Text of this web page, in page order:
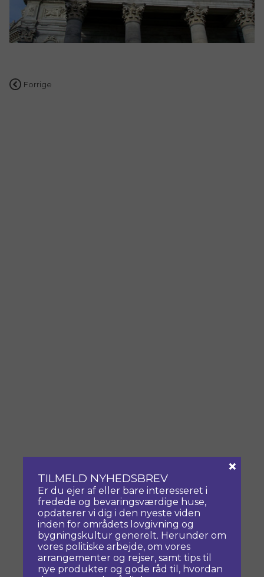
Indlægsnavigation
Forrige
TILMELD NYHEDSBREV
Er du ejer af eller bare interesseret i
fredede og bevaringsværdige huse,
opdaterer vi dig i den nyeste viden
inden for områdets lovgivning og
bygningskultur generelt. Herunder om
vores politiske arbejde, om vores
arrangementer og rejser, samt tips til
nye produkter og gode råd til, hvordan
×